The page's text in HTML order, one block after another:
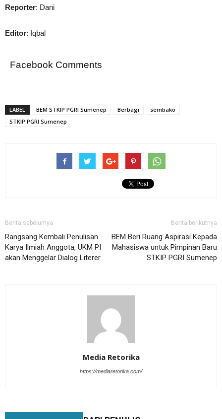
Reporter: Dani
Editor: Iqbal
Facebook Comments
LABEL BEM STKIP PGRI Sumenep Berbagi
sembako
STKIP PGRI Sumenep
Berita sebelumya
Rangsang Kembali Penulisan
Karya Ilmiah Anggota, UKM PI
akan Menggelar Dialog Literer
Berita berikutnya
BEM Beri Ruang Aspirasi Kepada
Mahasiswa untuk Pimpinan Baru
STKIP PGRI Sumenep
Media Retorika
https://mediaretorika.com/